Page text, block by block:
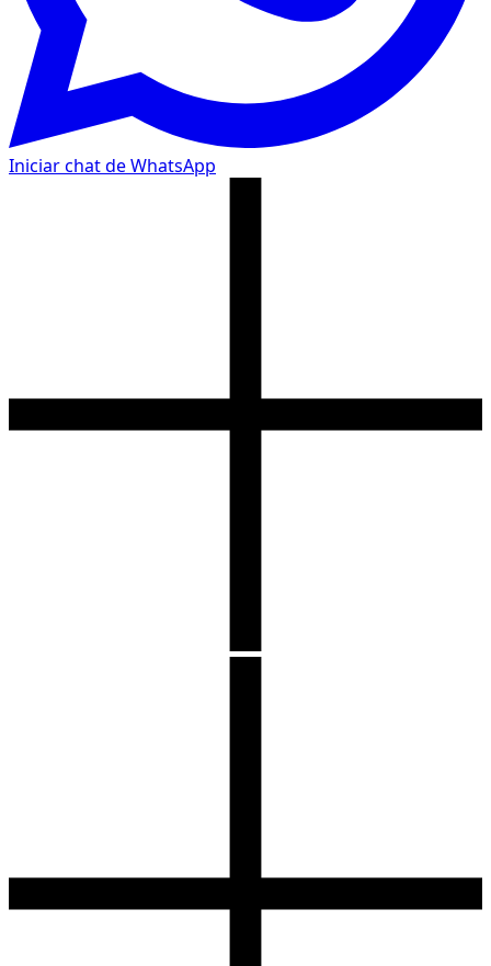
Iniciar chat de WhatsApp